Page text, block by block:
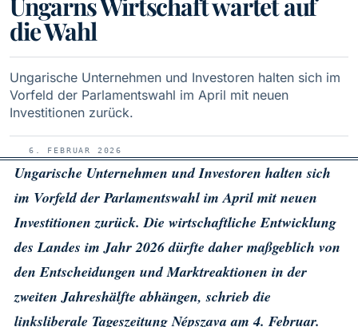
Ungarns Wirtschaft wartet auf
die Wahl
Ungarische Unternehmen und Investoren halten sich im
Vorfeld der Parlamentswahl im April mit neuen
Investitionen zurück.
6. FEBRUAR 2026
Ungarische Unternehmen und Investoren halten sich
im Vorfeld der Parlamentswahl im April mit neuen
Investitionen zurück. Die wirtschaftliche Entwicklung
des Landes im Jahr 2026 dürfte daher maßgeblich von
den Entscheidungen und Marktreaktionen in der
zweiten Jahreshälfte abhängen, schrieb die
linksliberale Tageszeitung Népszava am 4. Februar.